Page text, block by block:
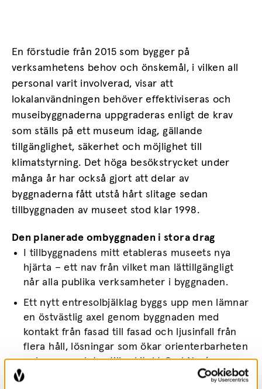
En förstudie från 2015 som bygger på
verksamhetens behov och önskemål, i vilken all
personal varit involverad, visar att
lokalanvändningen behöver effektiviseras och
museibyggnaderna uppgraderas enligt de krav
som ställs på ett museum idag, gällande
tillgänglighet, säkerhet och möjlighet till
klimatstyrning. Det höga besökstrycket under
många år har också gjort att delar av
byggnaderna fått utstå hårt slitage sedan
tillbyggnaden av museet stod klar 1998.
Den planerade ombyggnaden i stora drag
I tillbyggnadens mitt etableras museets nya
hjärta – ett nav från vilket man lättillgängligt
når alla publika verksamheter i byggnaden.
Ett nytt entresolbjälklag byggs upp men lämnar
en östvästlig axel genom byggnaden med
kontakt från fasad till fasad och ljusinfall från
flera håll, lösningar som ökar orienterbarheten
och som ansluter till arkitekt Carl Nyréns
ursprungliga intentioner med en öppen och